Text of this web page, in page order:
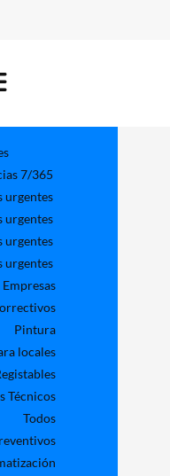
7/365
urgentes
urgentes
urgentes
urgentes
Pintura
locales
Técnicos
Todos